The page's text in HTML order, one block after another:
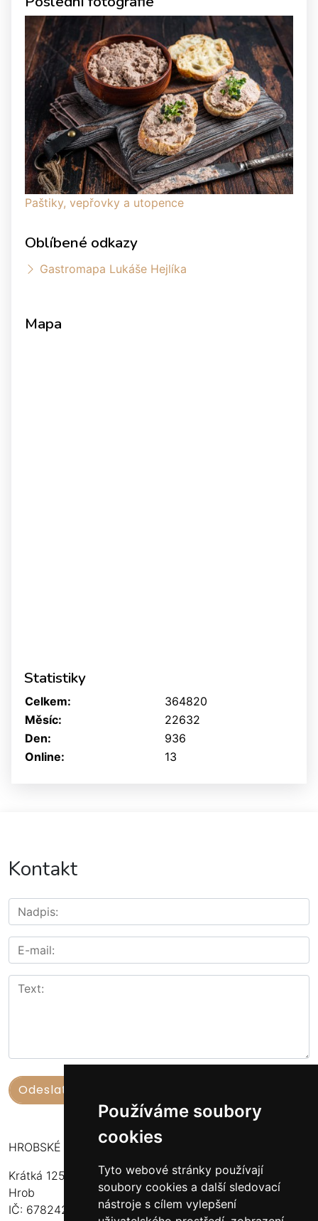
Používáme soubory
cookies
Tyto webové stránky používají
soubory cookies a další sledovací
nástroje s cílem vylepšení
Paštiky, vepřovky a utopence
Oblíbené odkazy
Gastromapa Lukáše Hejlíka
Mapa
Statistiky
Online: 13
Celkem:
364820
Měsíc:
22632
Den:
936
Kontakt
HROBSKÉ UZENINY
Krátká 125
Hrob
IČ: 67824234